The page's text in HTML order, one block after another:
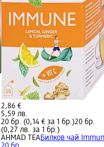
2,86 €
5,59 лв.
20 бр. (0,14 € за 1 бр.)20 бр.
(0,27 лв. за 1 бр.)
AHMAD TEAБилков чай